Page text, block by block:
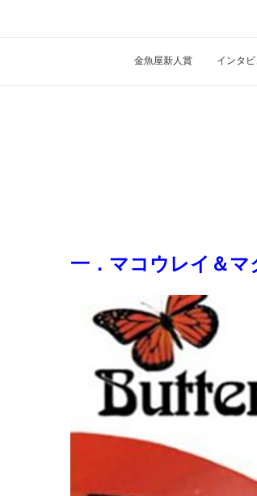
金魚屋新人賞 インタ
一．マコウレイ＆マ